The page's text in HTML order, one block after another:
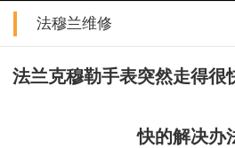
节假日正常营业！
法穆兰维修
法兰克穆勒手表突然走得很
快的解决办